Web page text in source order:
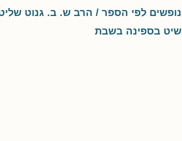
נופשים לפי הספר / הרב ש. ב. גנוט
שיט בספינה בשבת